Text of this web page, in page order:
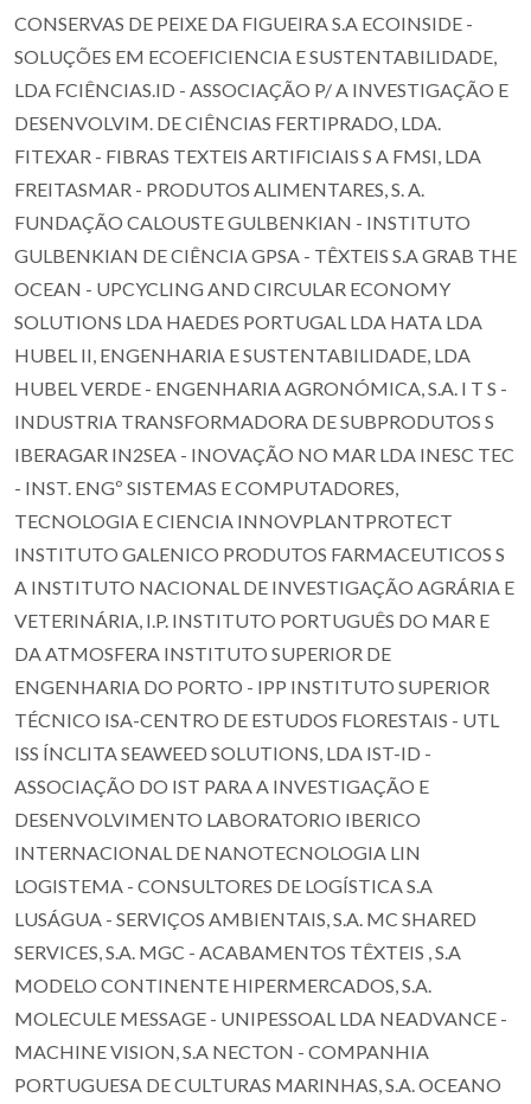
CONSERVAS DE PEIXE DA FIGUEIRA S.A ECOINSIDE -
SOLUÇÕES EM ECOEFICIENCIA E SUSTENTABILIDADE,
LDA FCIÊNCIAS.ID - ASSOCIAÇÃO P/ A INVESTIGAÇÃO E
DESENVOLVIM. DE CIÊNCIAS FERTIPRADO, LDA.
FITEXAR - FIBRAS TEXTEIS ARTIFICIAIS S A FMSI, LDA
FREITASMAR - PRODUTOS ALIMENTARES, S. A.
FUNDAÇÃO CALOUSTE GULBENKIAN - INSTITUTO
GULBENKIAN DE CIÊNCIA GPSA - TÊXTEIS S.A GRAB THE
OCEAN - UPCYCLING AND CIRCULAR ECONOMY
SOLUTIONS LDA HAEDES PORTUGAL LDA HATA LDA
HUBEL II, ENGENHARIA E SUSTENTABILIDADE, LDA
HUBEL VERDE - ENGENHARIA AGRONÓMICA, S.A. I T S -
INDUSTRIA TRANSFORMADORA DE SUBPRODUTOS S
IBERAGAR IN2SEA - INOVAÇÃO NO MAR LDA INESC TEC
- INST. ENGº SISTEMAS E COMPUTADORES,
TECNOLOGIA E CIENCIA INNOVPLANTPROTECT
INSTITUTO GALENICO PRODUTOS FARMACEUTICOS S
A INSTITUTO NACIONAL DE INVESTIGAÇÃO AGRÁRIA E
VETERINÁRIA, I.P. INSTITUTO PORTUGUÊS DO MAR E
DA ATMOSFERA INSTITUTO SUPERIOR DE
ENGENHARIA DO PORTO - IPP INSTITUTO SUPERIOR
TÉCNICO ISA-CENTRO DE ESTUDOS FLORESTAIS - UTL
ISS ÍNCLITA SEAWEED SOLUTIONS, LDA IST-ID -
ASSOCIAÇÃO DO IST PARA A INVESTIGAÇÃO E
DESENVOLVIMENTO LABORATORIO IBERICO
INTERNACIONAL DE NANOTECNOLOGIA LIN
LOGISTEMA - CONSULTORES DE LOGÍSTICA S.A
LUSÁGUA - SERVIÇOS AMBIENTAIS, S.A. MC SHARED
SERVICES, S.A. MGC - ACABAMENTOS TÊXTEIS , S.A
MODELO CONTINENTE HIPERMERCADOS, S.A.
MOLECULE MESSAGE - UNIPESSOAL LDA NEADVANCE -
MACHINE VISION, S.A NECTON - COMPANHIA
PORTUGUESA DE CULTURAS MARINHAS, S.A. OCEANO